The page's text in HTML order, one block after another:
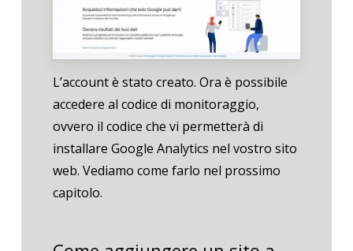
L’account è stato creato. Ora è possibile
accedere al codice di monitoraggio,
ovvero il codice che vi permetterà di
installare Google Analytics nel vostro sito
web. Vediamo come farlo nel prossimo
capitolo.